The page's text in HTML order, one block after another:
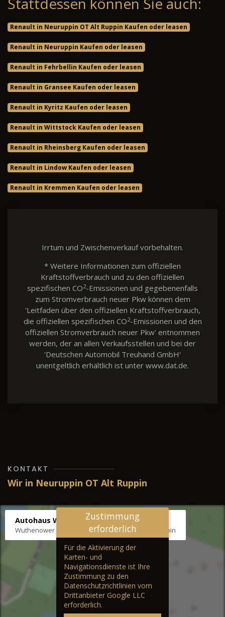
Renault in Neuruppin OT Alt Ruppin Kaufen oder leasen
Renault in Neuruppin Kaufen oder leasen
Renault in Fehrbellin Kaufen oder leasen
Renault in Gransee Kaufen oder leasen
Renault in Kyritz Kaufen oder leasen
Renault in Wittstock Kaufen oder leasen
Renault in Rheinsberg Kaufen oder leasen
Renault in Lindow Kaufen oder leasen
Renault in Kremmen Kaufen oder leasen
Irrtum und Zwischenverkauf vorbehalten.
* Weitere Informationen zum offiziellen
Kraftstoffverbrauch und zu den offiziellen
spezifischen CO2-Emissionen und gegebenenfalls
zum Stromverbrauch neuer Pkw können dem
'Leitfaden über den offiziellen Kraftstoffverbrauch,
die offiziellen spezifischen CO2-Emissionen und den
offiziellen Stromverbrauch neuer Pkw' entnommen
werden, der an allen Verkaufsstellen und bei der
'Deutschen Automobil Treuhand GmbH'
unentgeltlich erhältlich ist unter www.dat.de.
KONTAKT
Wir in Neuruppin OT Alt Ruppin
Autohaus Wernicke
Wuthenower Str. 12b, 16827 Neuruppin OT Alt Ruppin
Zustimmung
erforderlich
Für die Aktivierung der
Karten- und
Navigationsdienste ist Ihre
Zustimmung zu den
Datenschutzrichtlinien vom
Drittanbieter Google LLC
erforderlich.